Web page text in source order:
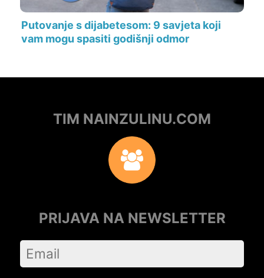
Putovanje s dijabetesom: 9 savjeta koji
vam mogu spasiti godišnji odmor
TIM NAINZULINU.COM
PRIJAVA NA NEWSLETTER